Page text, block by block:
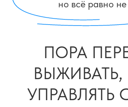
как сохранять деньги, а не терять
на курсах, инфошуме и банках
как выстроить систему,
а не «экономить по чуть-чуть»
А потому что их никто не учил: